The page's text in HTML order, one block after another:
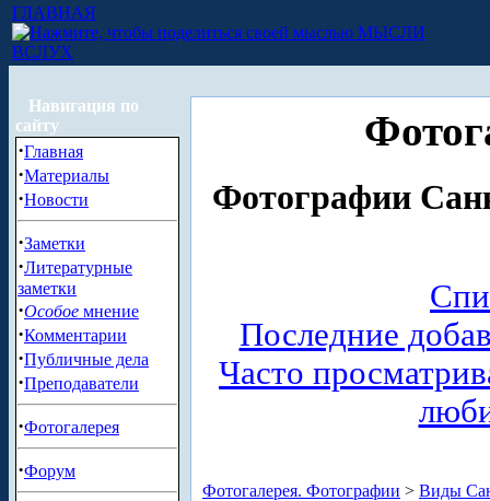
ГЛАВНАЯ
МЫСЛИ
ВСЛУХ
Навигация по
сайту
·Главная
·Материалы
·Новости
·Заметки
·Литературные
заметки
·Особое мнение
·Комментарии
·Публичные дела
·Преподаватели
·Фотогалерея
·Форум
Фотографии
Последние
Часто
Фотогалерея. Фотографии > Виды